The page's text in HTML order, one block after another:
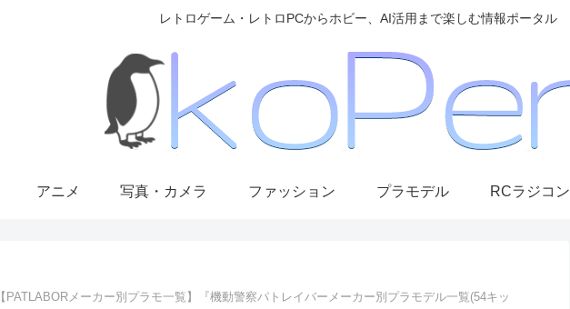
レトロゲーム・レトロPCからホビー、AI活用まで楽しむ情報ポータル
アニメ 写真・カメラ ファッション プラモデル RCラジコン
【PATLABORメーカー別プラモ一覧】『機動警察パトレイバーメーカー別プラモデル一覧(54キッ